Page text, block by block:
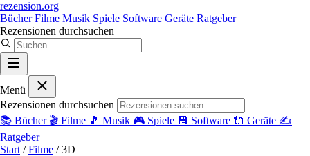
rezension.org
BücherFilme Musik Spiele Software Geräte Ratgeber
Rezensionen durchsuchen
Menü
Rezensionen durchsuchen
📚 Bücher 🎬 Filme 🎵 Musik 🎮 Spiele 💾 Software 🔌 Geräte ✍️
Ratgeber
Start / Filme / 3D